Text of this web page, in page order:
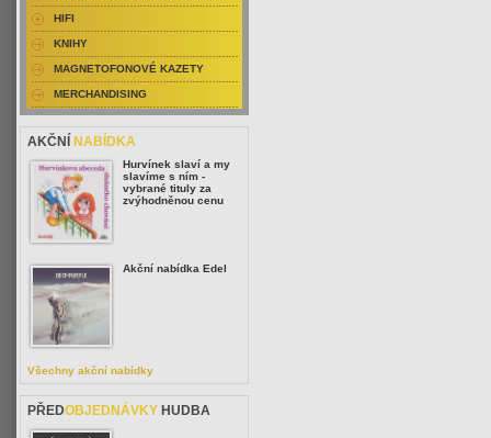
HIFI
KNIHY
MAGNETOFONOVÉ KAZETY
MERCHANDISING
AKČNÍ NABÍDKA
Hurvínek slaví a my
slavíme s ním -
vybrané tituly za
zvýhodněnou cenu
Akční nabídka Edel
Všechny akční nabídky
PŘEDOBJEDNÁVKY HUDBA